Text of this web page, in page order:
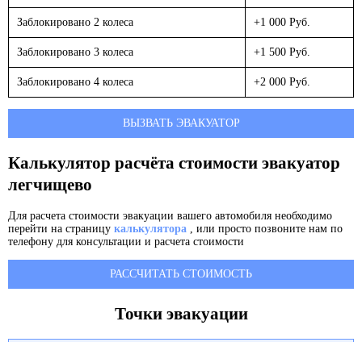
Заблокировано 2 колеса +1 000 Руб.
Заблокировано 3 колеса +1 500 Руб.
Заблокировано 4 колеса +2 000 Руб.
ВЫЗВАТЬ ЭВАКУАТОР
Калькулятор расчёта стоимости эвакуатор
легчищево
Для расчета стоимости эвакуации вашего автомобиля необходимо
перейти на страницу калькулятора , или просто позвоните нам по
телефону для консультации и расчета стоимости
РАССЧИТАТЬ СТОИМОСТЬ
Точки эвакуации